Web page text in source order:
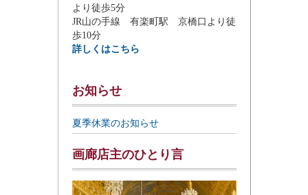
より徒歩5分
JR山の手線 有楽町駅 京橋口より徒
歩10分
詳しくはこちら
お知らせ
夏季休業のお知らせ
画廊店主のひとり言